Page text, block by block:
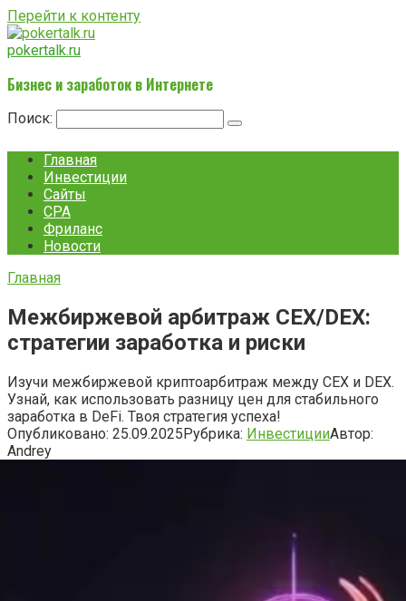
Перейти к контенту
pokertalk.ru
Бизнес и заработок в Интернете
Поиск:
Главная
Инвестиции
Сайты
CPA
Фриланс
Новости
Главная
Межбиржевой арбитраж CEX/DEX:
стратегии заработка и риски
Изучи межбиржевой криптоарбитраж между CEX и DEX.
Узнай, как использовать разницу цен для стабильного
заработка в DeFi. Твоя стратегия успеха!
Опубликовано: 25.09.2025Рубрика: ИнвестицииАвтор:
Andrey